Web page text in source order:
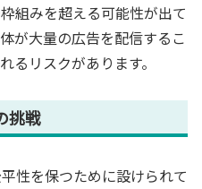
組みを超える可能性が出て
が大量の広告を配信するこ
るリスクがあります。
挑戦
性を保つために設けられて